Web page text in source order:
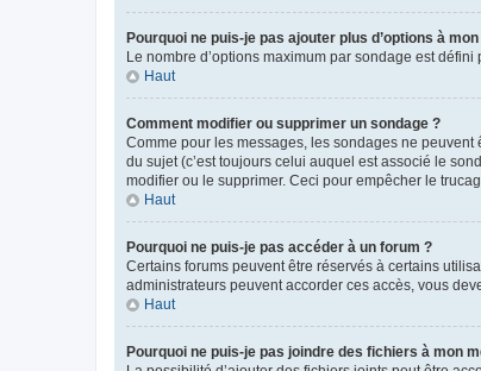
Pourquoi ne puis-je pas ajouter plus d’options à
Le nombre d’options maximum par sondage est défini
Haut
Comment modifier ou supprimer un sondage ?
Comme pour les messages, les sondages ne
du sujet (c’est toujours celui auquel est associé le
modifier ou le supprimer. Ceci pour empêcher le
Haut
Pourquoi ne puis-je pas accéder à un forum ?
Certains forums peuvent être réservés à certains
administrateurs peuvent accorder ces accès, vous
Haut
Pourquoi ne puis-je pas joindre des fichiers à mon